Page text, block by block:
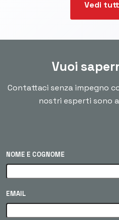
Vedi
Vuoi
Contattaci senza impegno
nostri esperti sono
NOME E COGNOME
EMAIL